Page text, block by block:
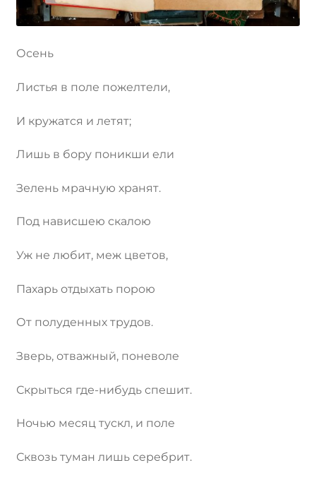
Осень
Листья в поле пожелтели,
И кружатся и летят;
Лишь в бору поникши ели
Зелень мрачную хранят.
Под нависшею скалою
Уж не любит, меж цветов,
Пахарь отдыхать порою
От полуденных трудов.
Зверь, отважный, поневоле
Скрыться где-нибудь спешит.
Ночью месяц тускл, и поле
Сквозь туман лишь серебрит.